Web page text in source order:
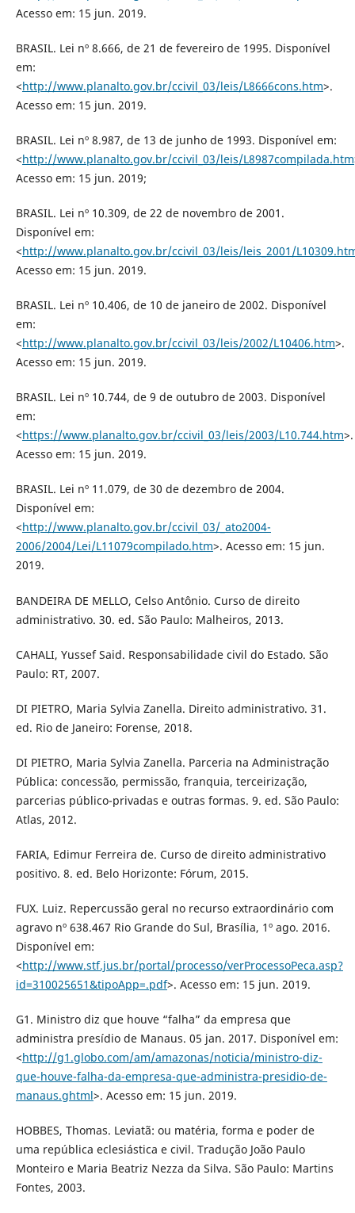
Acesso em: 15 jun. 2019.
BRASIL. Lei nº 8.666, de 21 de fevereiro de 1995. Disponível
em:
<http://www.planalto.gov.br/ccivil_03/leis/L8666cons.htm>.
Acesso em: 15 jun. 2019.
BRASIL. Lei nº 8.987, de 13 de junho de 1993. Disponível em:
<http://www.planalto.gov.br/ccivil_03/leis/L8987compilada.htm
Acesso em: 15 jun. 2019;
BRASIL. Lei nº 10.309, de 22 de novembro de 2001.
Disponível em:
<http://www.planalto.gov.br/ccivil_03/leis/leis_2001/
Acesso em: 15 jun. 2019.
BRASIL. Lei nº 10.406, de 10 de janeiro de 2002. Disponível
em:
<http://www.planalto.gov.br/ccivil_03/leis/2002/L10406.htm>.
Acesso em: 15 jun. 2019.
BRASIL. Lei nº 10.744, de 9 de outubro de 2003. Disponível
em:
<https://www.planalto.gov.br/ccivil_03/leis/2003/L10.744.htm>.
Acesso em: 15 jun. 2019.
BRASIL. Lei nº 11.079, de 30 de dezembro de 2004.
Disponível em:
<http://www.planalto.gov.br/ccivil_03/_ato2004-
2006/2004/Lei/L11079compilado.htm>. Acesso em: 15 jun.
2019.
BANDEIRA DE MELLO, Celso Antônio. Curso de direito
administrativo. 30. ed. São Paulo: Malheiros, 2013.
CAHALI, Yussef Said. Responsabilidade civil do Estado. São
Paulo: RT, 2007.
DI PIETRO, Maria Sylvia Zanella. Direito administrativo. 31.
ed. Rio de Janeiro: Forense, 2018.
DI PIETRO, Maria Sylvia Zanella. Parceria na Administração
Pública: concessão, permissão, franquia, terceirização,
parcerias público-privadas e outras formas. 9. ed. São Paulo:
Atlas, 2012.
FARIA, Edimur Ferreira de. Curso de direito administrativo
positivo. 8. ed. Belo Horizonte: Fórum, 2015.
FUX. Luiz. Repercussão geral no recurso extraordinário com
agravo nº 638.467 Rio Grande do Sul, Brasília, 1º ago. 2016.
Disponível em:
<http://www.stf.jus.br/portal/processo/verProcessoPeca.asp?
id=310025651&tipoApp=.pdf>. Acesso em: 15 jun. 2019.
G1. Ministro diz que houve “falha” da empresa que
administra presídio de Manaus. 05 jan. 2017. Disponível em:
<http://g1.globo.com/am/amazonas/noticia/ministro-diz-
que-houve-falha-da-empresa-que-administra-presidio-de-
manaus.ghtml>. Acesso em: 15 jun. 2019.
HOBBES, Thomas. Leviatã: ou matéria, forma e poder de
uma república eclesiástica e civil. Tradução João Paulo
Monteiro e Maria Beatriz Nezza da Silva. São Paulo: Martins
Fontes, 2003.